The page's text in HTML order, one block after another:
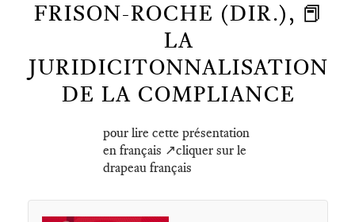
FRISON-ROCHE (DIR.), 📕
LA
JURIDICITONNALISATION
DE LA COMPLIANCE
pour lire cette présentation
en français ↗️cliquer sur le
drapeau français